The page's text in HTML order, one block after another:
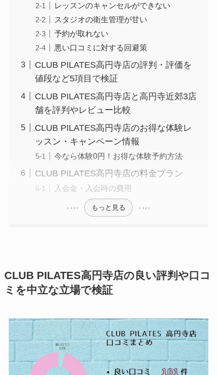
レッスンのキャンセルができない
スタジオの衛生管理が甘い
予約が取れない
悪い口コミに対する回避策
CLUB PILATES高円寺店の評判・評価を
値段など5項目で検証
CLUB PILATES高円寺店と高円寺近郊3店
舗を評判やレビュー比較
CLUB PILATES高円寺店のお得な体験レ
ッスン・キャンペーン情報
今なら体験0円！お得な体験予約方法
CLUB PILATES高円寺店の料金プラン
入会金・入会時の費用
もっと見る
CLUB PILATES高円寺店の良い評判や口コ
ミを中立な立場で検証